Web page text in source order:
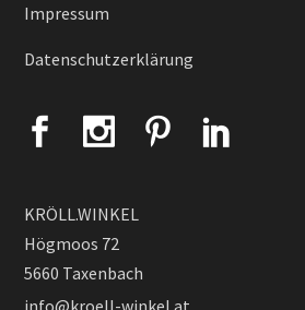
Impressum
Datenschutzerklärung
KRÖLL.WINKEL
Högmoos 72
5660 Taxenbach
info@kroell-winkel.at